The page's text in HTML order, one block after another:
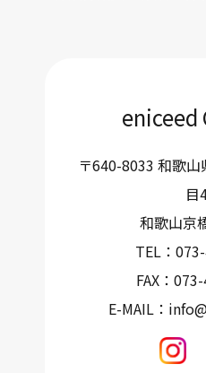
eniceed
〒640-8033 和歌
目
和歌山京
TEL：
FAX：
E-MAIL：